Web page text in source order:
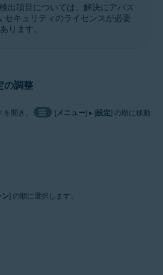
出項目については、解決にアバス
セキュリティのライセンスが必要
ります。
の調整
を開き、 ☰ [メニュー] ▸ [設定] の順に移動
] の順に選択します。